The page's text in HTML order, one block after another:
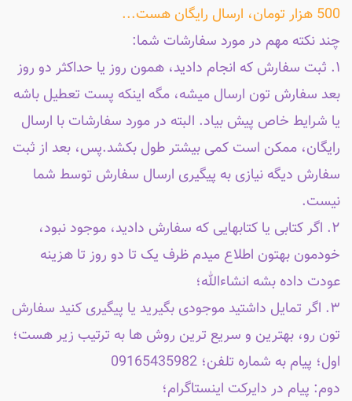
500 هزار تومان، ارسال رایگان هست...
چند نکته مهم در مورد سفارشات شما:
۱. ثبت سفارش که انجام دادید، همون روز یا حداکثر دو روز
بعد سفارش تون ارسال میشه، مگه اینکه پست تعطیل باشه
یا شرایط خاص پیش بیاد. البته در مورد سفارشات با ارسال
رایگان، ممکن است کمی بیشتر طول بکشد.پس، بعد از ثبت
سفارش دیگه نیازی به پیگیری ارسال سفارش توسط شما
نیست.
۲. اگر کتابی یا کتابهایی که سفارش دادید، موجود نبود،
خودمون بهتون اطلاع میدم ظرف یک تا دو روز تا هزینه
عودت داده بشه انشاءالله؛
۳. اگر تمایل داشتید موجودی بگیرید یا پیگیری کنید سفارش
تون رو، بهترین و سریع ترین روش ها به ترتیب زیر هست؛
اول؛ پیام به شماره تلفن؛ 09165435982
دوم: پیام در دایرکت اینستاگرام؛